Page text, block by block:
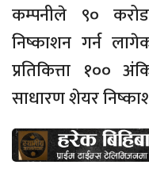
कम्पनीले ९०
निष्काशन गर्न
प्रतिकित्ता १००
साधारण शेयर